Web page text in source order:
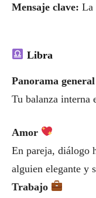
Mensaje clave: La
Libra
Panorama
Tu balanza interna
Amor
En pareja, diálogo
alguien elegante y
Trabajo